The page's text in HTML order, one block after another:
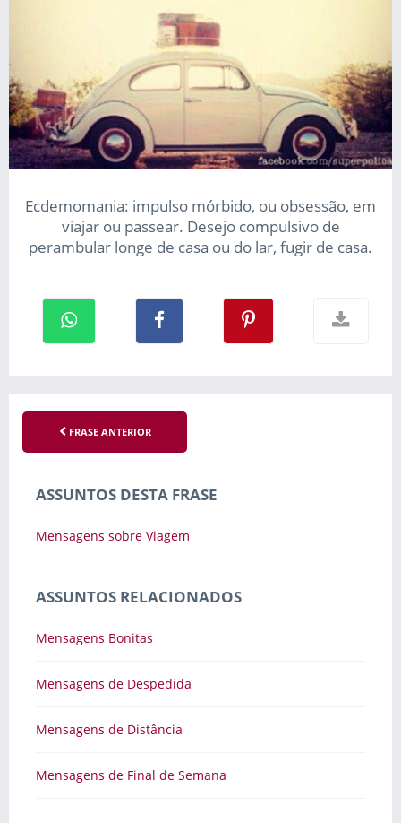
Ecdemomania: impulso mórbido, ou obsessão, em
viajar ou passear. Desejo compulsivo de
perambular longe de casa ou do lar, fugir de casa.
FRASE ANTERIOR
ASSUNTOS DESTA FRASE
Mensagens sobre Viagem
ASSUNTOS RELACIONADOS
Mensagens Bonitas
Mensagens de Despedida
Mensagens de Distância
Mensagens de Final de Semana